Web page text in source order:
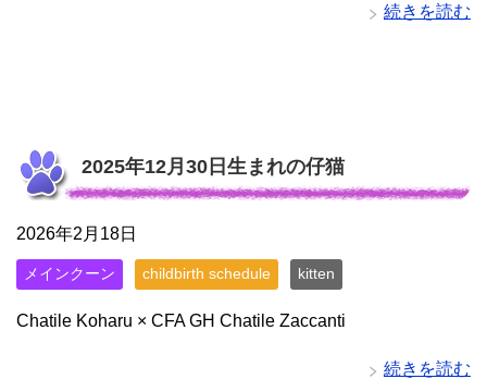
続きを読む
2025年12月30日生まれの仔猫
2026年2月18日
メインクーン childbirth schedule kitten
Chatile Koharu × CFA GH Chatile Zaccanti
続きを読む